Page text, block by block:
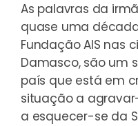
As palavras da
quase uma
Fundação AIS nas
Damasco, são um
país que está em
situação a
a esquecer-se da